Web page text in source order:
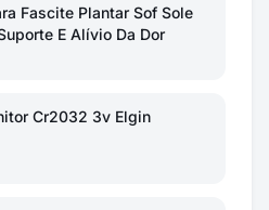
Fascite Plantar Sof Sole
E Alívio Da Dor
Cr2032 3v Elgin